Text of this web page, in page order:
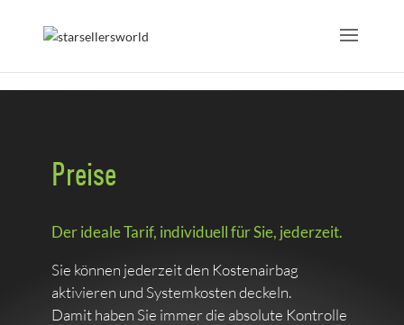
Preise
Der ideale Tarif, individuell für Sie, jederzeit.
Sie können jederzeit den Kostenairbag
aktivieren und Systemkosten deckeln.
Damit haben Sie immer die absolute Kontrolle